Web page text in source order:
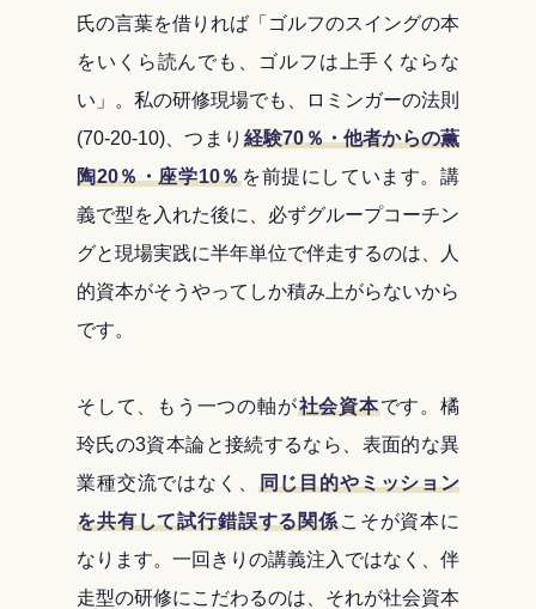
氏の言葉を借りれば「ゴルフのスイングの本
をいくら読んでも、ゴルフは上手くならな
い」。私の研修現場でも、ロミンガーの法則
(70-20-10)、つまり 経験70％・他者からの薫
陶20％・座学10％を前提にしています。講
義で型を入れた後に、必ずグループコーチン
グと現場実践に半年単位で伴走するのは、人
的資本がそうやってしか積み上がらないから
です。
そして、もう一つの軸が社会資本です。橘
玲氏の3資本論と接続するなら、表面的な異
業種交流ではなく、 同じ目的やミッション
を共有して試行錯誤する関係こそが資本に
なります。一回きりの講義注入ではなく、伴
走型の研修にこだわるのは、それが社会資本